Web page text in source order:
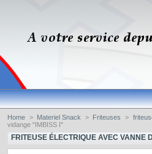
Home > Materiel Snack > Friteuses >
vidange "IMBISS I"
FRITEUSE ÉLECTRIQUE AVEC VANNE